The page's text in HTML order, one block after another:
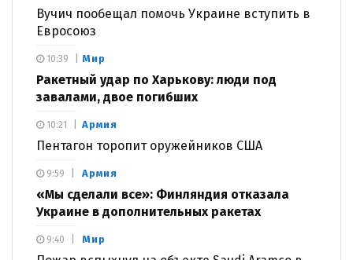
Вучич пообещал помочь Украине вступить в
Евросоюз
Мир
Ракетный удар по Харькову: люди под
завалами, двое погибших
10:39
Армия
Пентагон торопит оружейников США
10:21
Армия
«Мы сделали все»: Финляндия отказала
Украине в дополнительных ракетах
9:59
Мир
9:40